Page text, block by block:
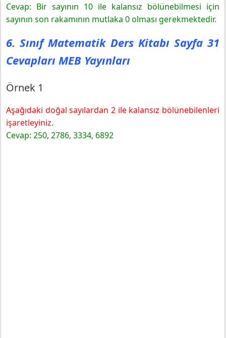
Cevap: Bir sayının 10 ile kalansız bölünebilmesi için
sayının son rakamının mutlaka 0 olması gerekmektedir.
6. Sınıf Matematik Ders Kitabı Sayfa 31
Cevapları MEB Yayınları
Örnek 1
Aşağıdaki doğal sayılardan 2 ile kalansız bölünebilenleri
işaretleyiniz.
Cevap: 250, 2786, 3334, 6892